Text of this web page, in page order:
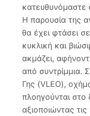
κατευθυνόμαστε
Η παρουσία της
θα έχει φτάσει
κυκλική και
ακμάζει,
από συντρίμμια.
Γης (VLEO),
πλοηγούνται στο
αξιοποιώντας